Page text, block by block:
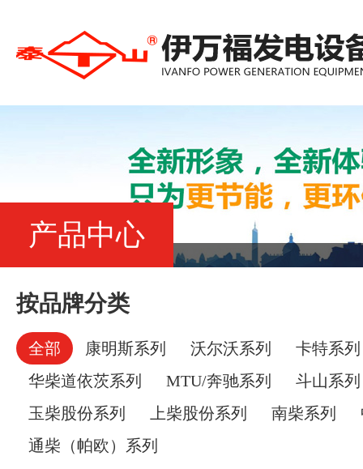
产品中心
按品牌分类
全部 康明斯系列 沃尔沃系列
卡特系列
华柴道依茨系列
MTU/奔驰系列
斗山系列
玉柴股份系列
上柴股份系列 南柴系列
通柴（帕欧）系列